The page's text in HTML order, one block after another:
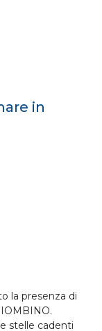
in
la presenza di
stelle cadenti